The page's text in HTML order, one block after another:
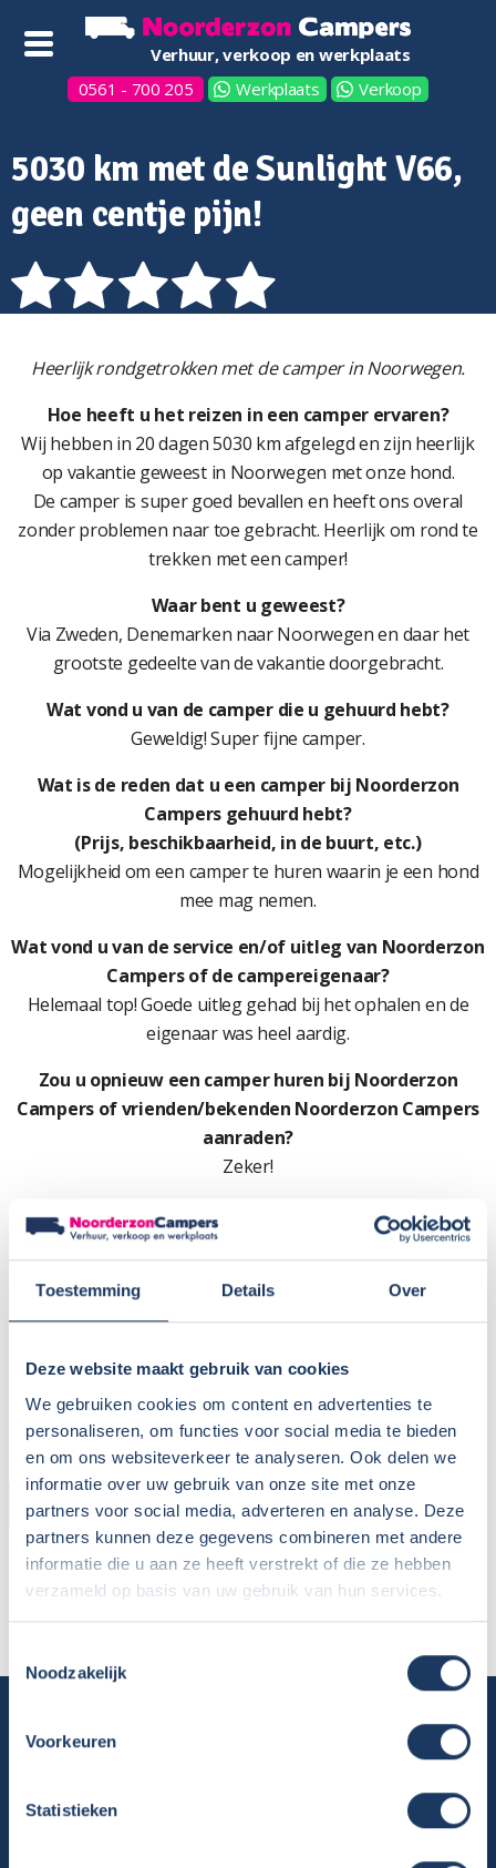
Toestemming Details Over
Deze website maakt gebruik van cookies
We gebruiken cookies om content en advertenties te
personaliseren, om functies voor social media te bieden
en om ons websiteverkeer te analyseren. Ook delen we
informatie over uw gebruik van onze site met onze
partners voor social media, adverteren en analyse. Deze
partners kunnen deze gegevens combineren met andere
informatie die u aan ze heeft verstrekt of die ze hebben
verzameld op basis van uw gebruik van hun services.
Noodzakelijk
Voorkeuren
Statistieken
Verhuur, verkoop en werkplaats
0561 - 700 205
Werkplaats Verkoop
5030 km met de Sunlight V66,
geen centje pijn!
Heerlijk rondgetrokken met de camper in Noorwegen.
Hoe heeft u het reizen in een camper ervaren?
Wij hebben in 20 dagen 5030 km afgelegd en zijn heerlijk
op vakantie geweest in Noorwegen met onze hond.
De camper is super goed bevallen en heeft ons overal
zonder problemen naar toe gebracht. Heerlijk om rond te
trekken met een camper!
Waar bent u geweest?
Via Zweden, Denemarken naar Noorwegen en daar het
grootste gedeelte van de vakantie doorgebracht.
Wat vond u van de camper die u gehuurd hebt?
Geweldig! Super fijne camper.
Wat is de reden dat u een camper bij Noorderzon
Campers gehuurd hebt?
(Prijs, beschikbaarheid, in de buurt, etc.)
Mogelijkheid om een camper te huren waarin je een hond
mee mag nemen.
Wat vond u van de service en/of uitleg van Noorderzon
Campers of de campereigenaar?
Helemaal top! Goede uitleg gehad bij het ophalen en de
eigenaar was heel aardig.
Zou u opnieuw een camper huren bij Noorderzon
Campers of vrienden/bekenden Noorderzon Campers
aanraden?
Zeker!
HUURDER
Naam:
Laurent & Astrid Verhoeven
Plaats / Provincie:
Aarle-Rixtel - Noord-Brabant
Periode:
29-06-2023 - 19-07-2023
Gratis E-book – Tig Vragen en Antwoorden over het Huren van